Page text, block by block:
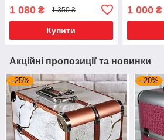
1 080 ₴ 1 350 ₴
Купити
1 000₴
Акційні пропозиції та новинки
–25% –20%